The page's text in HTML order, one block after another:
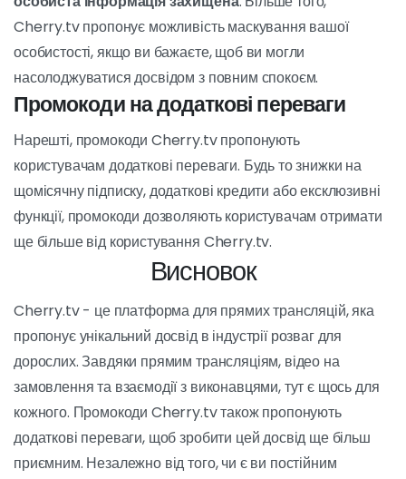
виступиНа Cherry.tv знайдеться щось для кожного,
незалежно від того, чи хочете ви переглянути відео,
подивитися відео на вимогу або взяти участь у живому
чаті.
Взаємодія з виконавцями
Ще однією причиною популярності Cherry.tv є
можливість безпосередньо взаємодіяти з виконавцями.
Ви можете поспілкуватися з ними в прямому ефірі, дати
їм пораду або навіть замовити приватне шоу для більш
інтимного спілкування. Така інтерактивність робить
досвід набагато більш особистим і захоплюючим.
Конфіденційність і безпека
Cherry.tv приділяє велику увагу конфіденційності та
безпеці своїх користувачів. Транзакції безпечні, а
особиста інформація захищена. Більше того,
Cherry.tv пропонує можливість маскування вашої
особистості, якщо ви бажаєте, щоб ви могли
насолоджуватися досвідом з повним спокоєм.